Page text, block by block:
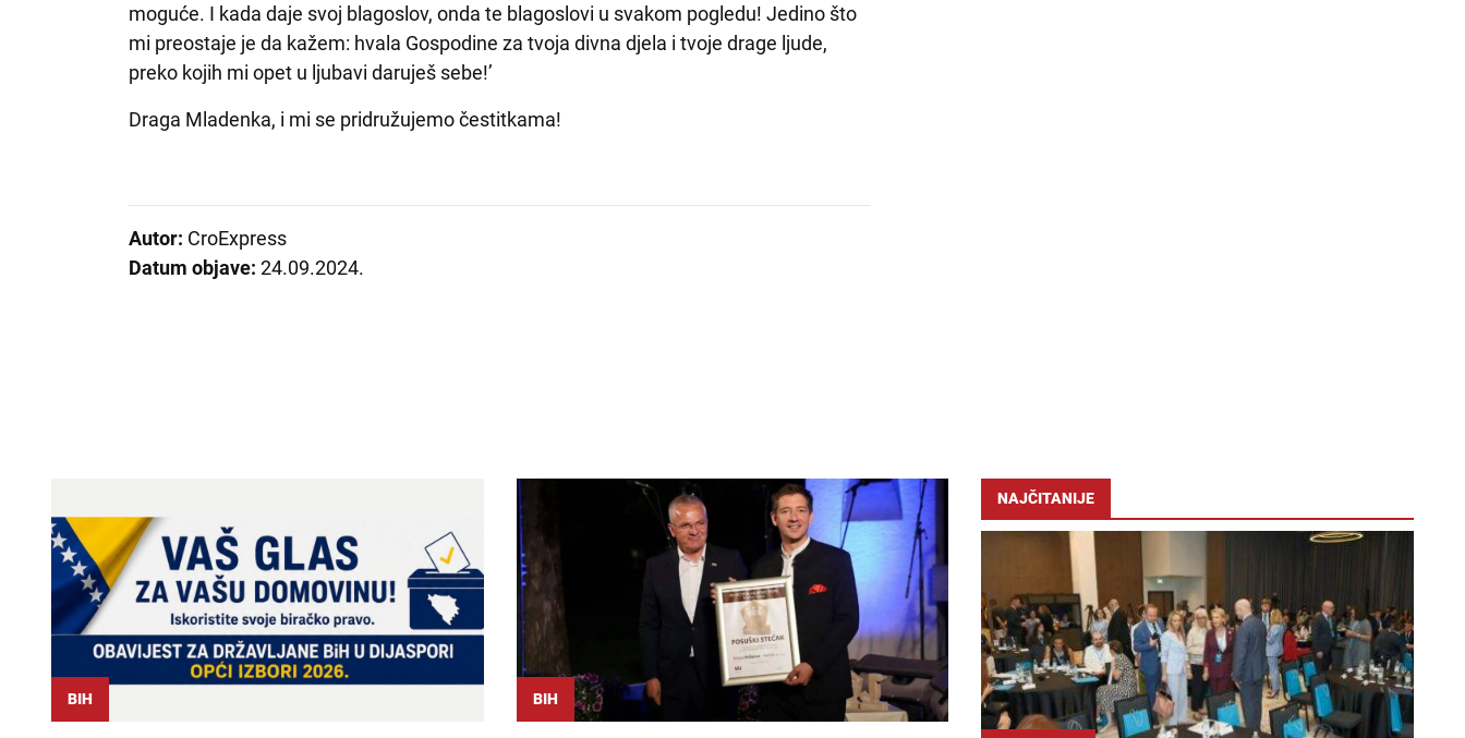
moguće. I kada daje svoj blagoslov, onda te blagoslovi u svakom pogledu! Jedino što
mi preostaje je da kažem: hvala Gospodine za tvoja divna djela i tvoje drage ljude,
preko kojih mi opet u ljubavi daruješ sebe!’
Draga Mladenka, i mi se pridružujemo čestitkama!
Autor: CroExpress
Datum objave:24.09.2024.
BIH BIH
NAJČITANIJE